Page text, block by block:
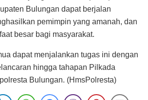
Bulungan dapat berjalan
pemimpin yang amanah, dan
besar bagi masyarakat.
dapat menjalankan tugas ini dengan
hingga tahapan Pilkada
Bulungan. (HmsPolresta)